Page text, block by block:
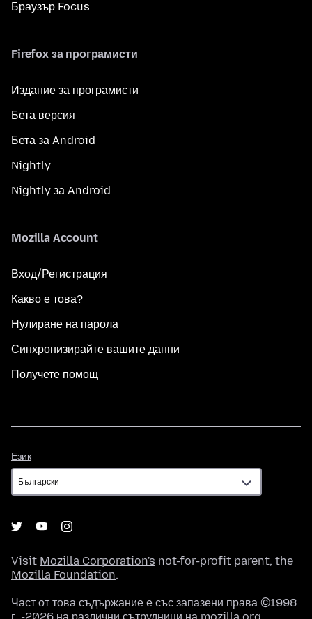
Браузър Focus
Firefox за програмисти
Издание за програмисти
Бета версия
Бета за Android
Nightly
Nightly за Android
Mozilla Account
Вход/Регистрация
Какво е това?
Нулиране на парола
Синхронизирайте вашите данни
Получете помощ
Език
Visit Mozilla Corporation's not-for-profit parent, the
Mozilla Foundation.
Част от това съдържание е със запазени права ©1998